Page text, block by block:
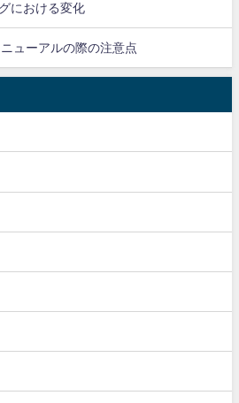
における変化
ューアルの際の注意点